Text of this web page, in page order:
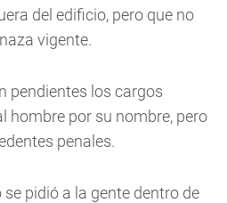
del edificio, pero que no
vigente.
pendientes los cargos
hombre por su nombre, pero
penales.
pidió a la gente dentro de